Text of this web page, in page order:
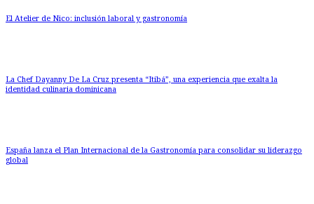
El Atelier de Nico: inclusión laboral y gastronomía
La Chef Dayanny De La Cruz presenta “Itibá”, una experiencia que exalta la
identidad culinaria dominicana
España lanza el Plan Internacional de la Gastronomía para consolidar su liderazgo
global